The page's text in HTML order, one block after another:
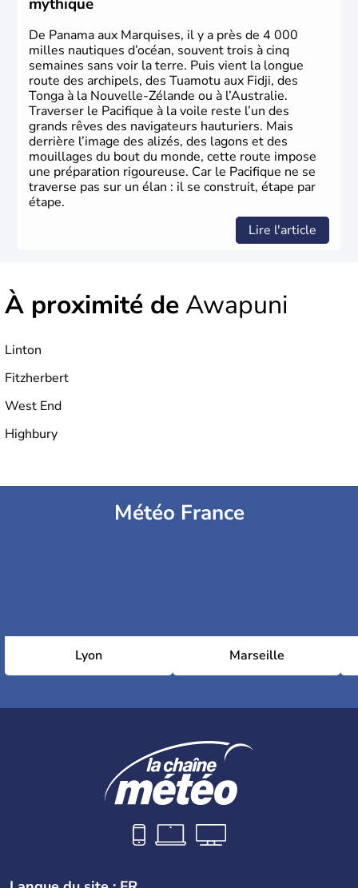
mythique
De Panama aux Marquises, il y a près de 4 000
milles nautiques d’océan, souvent trois à cinq
semaines sans voir la terre. Puis vient la longue
route des archipels, des Tuamotu aux Fidji, des
Tonga à la Nouvelle-Zélande ou à l’Australie.
Traverser le Pacifique à la voile reste l’un des
grands rêves des navigateurs hauturiers. Mais
derrière l’image des alizés, des lagons et des
mouillages du bout du monde, cette route impose
une préparation rigoureuse. Car le Pacifique ne se
traverse pas sur un élan : il se construit, étape par
étape.
Lire l'article
À proximité deAwapuni
Linton
Fitzherbert
West End
Highbury
Météo France
Lyon Marseille